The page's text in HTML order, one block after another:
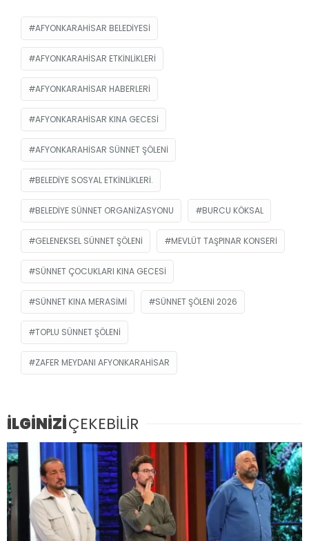
AFYONKARAHISAR BELEDIYESI
AFYONKARAHISAR ETKINLIKLERI
AFYONKARAHISAR HABERLERI
AFYONKARAHISAR KINA GECESI
AFYONKARAHISAR SÜNNET ŞÖLENI
BELEDIYE SOSYAL ETKINLIKLERI.
BELEDIYE SÜNNET ORGANIZASYONU BURCU KÖKSAL
GELENEKSEL SÜNNET ŞÖLENI MEVLÜT TAŞPINAR KONSERI
SÜNNET ÇOCUKLARI KINA GECESI
SÜNNET KINA MERASIMI SÜNNET ŞÖLENI 2026
TOPLU SÜNNET ŞÖLENI
ZAFER MEYDANI AFYONKARAHISAR
İLGİNİZİÇEKEBİLİR